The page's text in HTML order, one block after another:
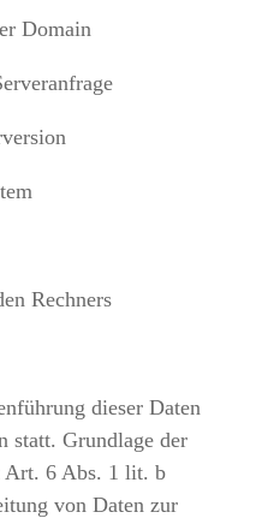
Domain
Rechners
dieser Daten
statt. Grundlage der
Art. 6 Abs. 1 lit. b
von Daten zur